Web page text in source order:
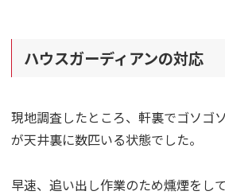
ハウスガーディアンの対応
現地調査したところ、軒裏でゴソゴ
が天井裏に数匹いる状態でした。
早速、追い出し作業のため燻煙をして